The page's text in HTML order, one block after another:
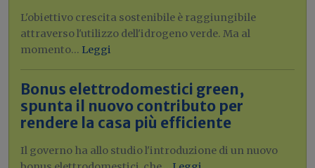
L'obiettivo crescita sostenibile è raggiungibile
attraverso l'utilizzo dell'idrogeno verde. Ma al
momento... Leggi
Bonus elettrodomestici green,
spunta il nuovo contributo per
rendere la casa più efficiente
Il governo ha allo studio l'introduzione di un nuovo